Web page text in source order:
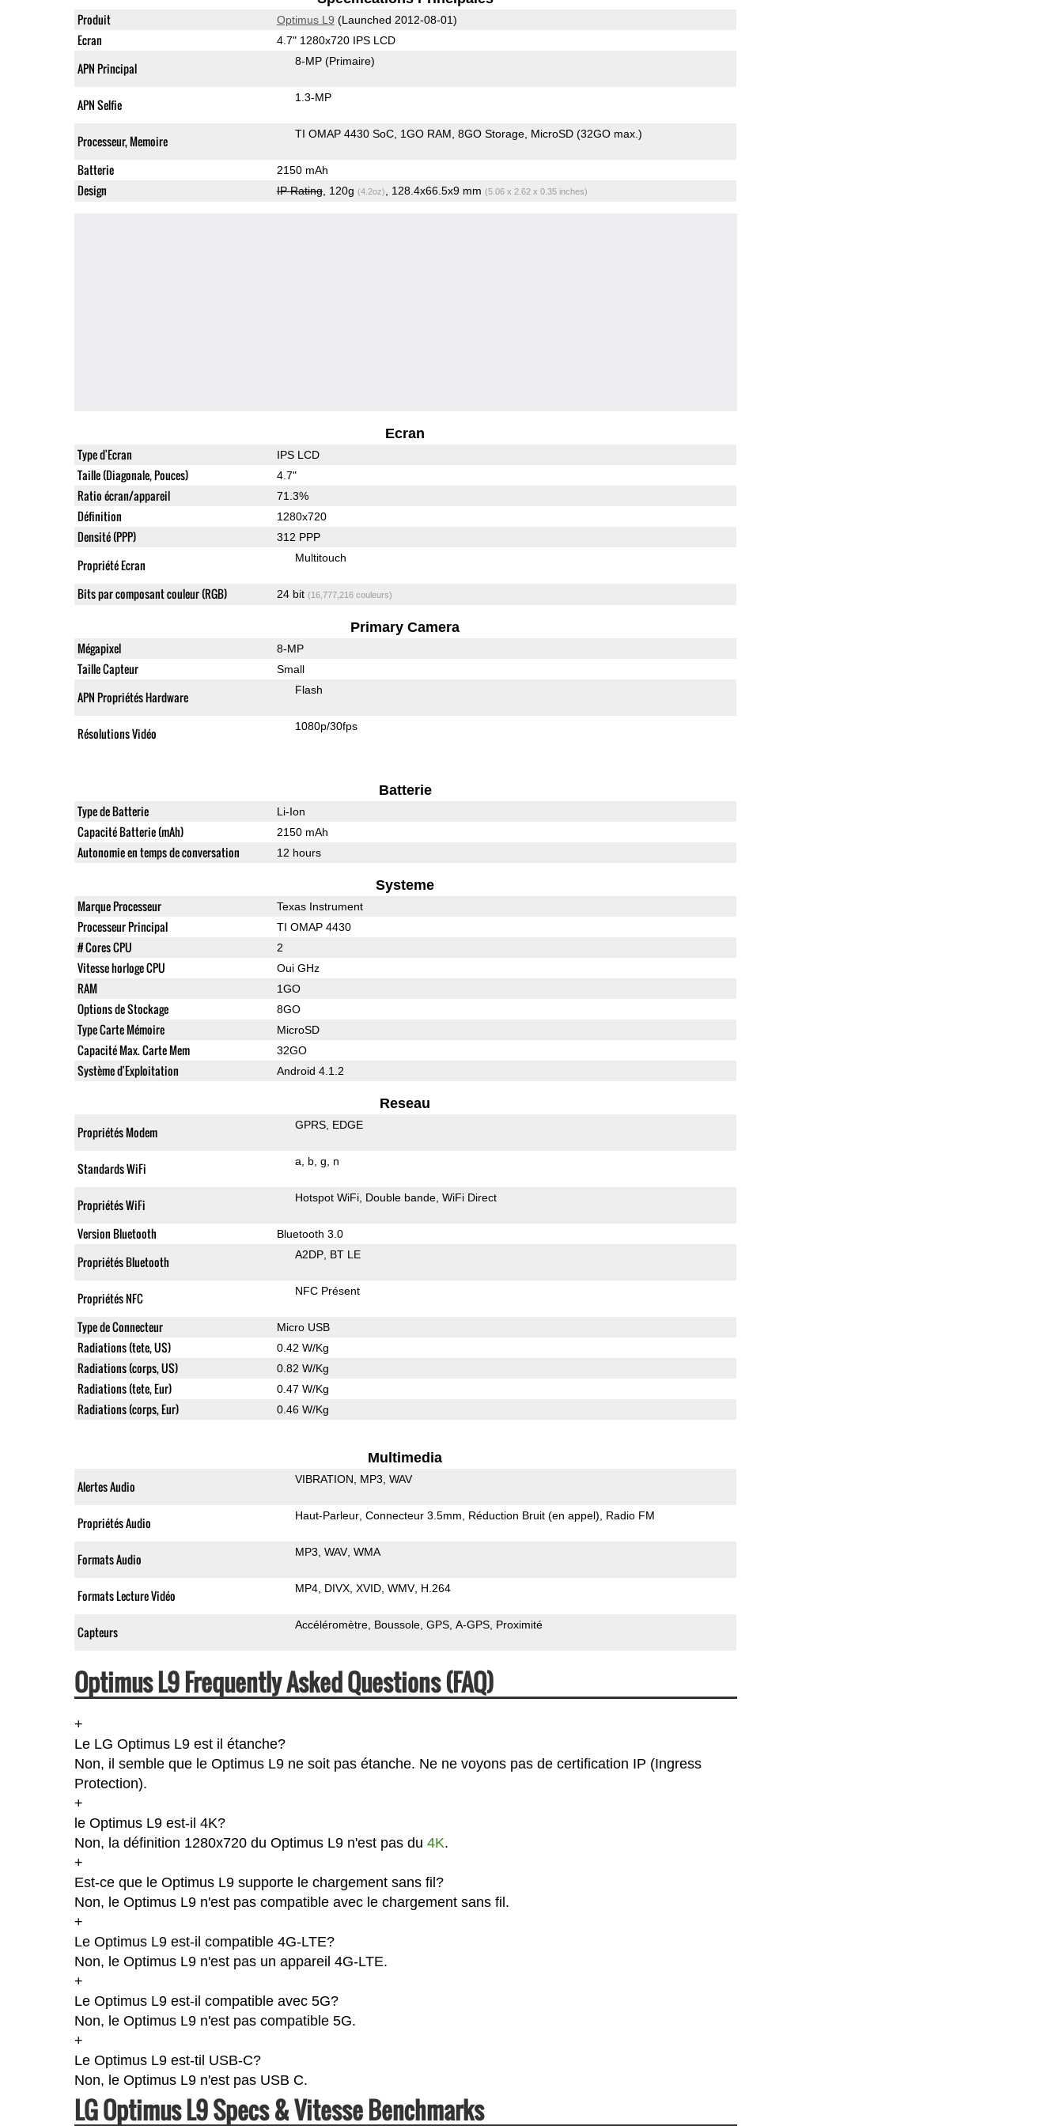
Produit Optimus L9 (Launched 2012-08-01)
Ecran 4.7" 1280x720 IPS LCD
APN Principal 8-MP (Primaire)
APN Selfie 1.3-MP
Processeur, Memoire TI OMAP 4430 SoC 1GO RAM 8GO Storage MicroSD (32GO max.)
Batterie 2150 mAh
Design IP Rating, 120g (4.2oz) , 128.4x66.5x9 mm (5.06 x 2.62 x 0.35 inches)
Ecran
Type d'Ecran IPS LCD
Taille (Diagonale, Pouces) 4.7"
Ratio écran/appareil 71.3%
Définition 1280x720
Densité (PPP) 312 PPP
Propriété Ecran Multitouch
Bits par composant couleur (RGB) 24 bit (16,777,216 couleurs)
Primary Camera
Mégapixel 8-MP
Taille Capteur Small
APN Propriétés Hardware Flash
Résolutions Vidéo 1080p/30fps
Batterie
Type de Batterie Li-Ion
Capacité Batterie (mAh) 2150 mAh
Autonomie en temps de conversation 12 hours
Systeme
Marque Processeur Texas Instrument
Processeur Principal TI OMAP 4430
# Cores CPU 2
Vitesse horloge CPU Oui GHz
RAM 1GO
Options de Stockage 8GO
Type Carte Mémoire MicroSD
Capacité Max. Carte Mem 32GO
Système d'Exploitation Android 4.1.2
Reseau
Propriétés Modem GPRS EDGE
Standards WiFi a b g n
Propriétés WiFi Hotspot WiFi Double bande WiFi Direct
Version Bluetooth Bluetooth 3.0
Propriétés Bluetooth A2DP BT LE
Propriétés NFC NFC Présent
Type de Connecteur Micro USB
Radiations (tete, US) 0.42 W/Kg
Radiations (corps, US) 0.82 W/Kg
Radiations (tete, Eur) 0.47 W/Kg
Radiations (corps, Eur) 0.46 W/Kg
Multimedia
Alertes Audio VIBRATION MP3 WAV
Propriétés Audio Haut-Parleur Connecteur 3.5mm Réduction Bruit (en appel) Radio FM
Formats Audio MP3 WAV WMA
Formats Lecture Vidéo MP4 DIVX XVID WMV H.264
Capteurs Accéléromètre Boussole GPS A-GPS Proximité
Optimus L9 Frequently Asked Questions (FAQ)
+
Le LG Optimus L9 est il étanche?
Non, il semble que le Optimus L9 ne soit pas étanche. Ne ne voyons pas de certification IP (Ingress
Protection).
+
le Optimus L9 est-il 4K?
Non, la définition 1280x720 du Optimus L9 n'est pas du 4K.
+
Est-ce que le Optimus L9 supporte le chargement sans fil?
Non, le Optimus L9 n'est pas compatible avec le chargement sans fil.
+
Le Optimus L9 est-il compatible 4G-LTE?
Non, le Optimus L9 n'est pas un appareil 4G-LTE.
+
Le Optimus L9 est-il compatible avec 5G?
Non, le Optimus L9 n'est pas compatible 5G.
+
Le Optimus L9 est-til USB-C?
Non, le Optimus L9 n'est pas USB C.
LG Optimus L9 Specs & Vitesse Benchmarks